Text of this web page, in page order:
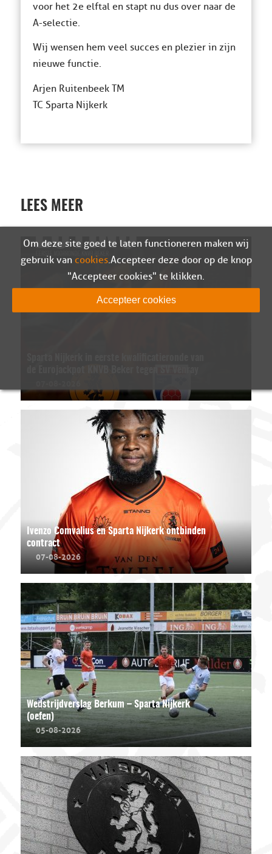
voor het 2e elftal en stapt nu dus over naar de
A-selectie.
Wij wensen hem veel succes en plezier in zijn
nieuwe functie.
Arjen Ruitenbeek TM
TC Sparta Nijkerk
LEES MEER
Ivenzo Comvalius en Sparta Nijkerk ontbinden
contract
07-08-2026
Wedstrijdverslag Berkum – Sparta Nijkerk
(oefen)
05-08-2026
Om deze site goed te laten functioneren maken wij
gebruik van cookies. Accepteer deze door op de knop
"Accepteer cookies" te klikken.
Accepteer cookies